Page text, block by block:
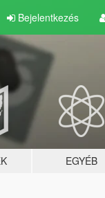
Bejelentkezés
EGYÉB